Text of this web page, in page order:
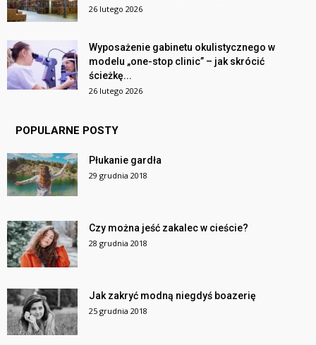
26 lutego 2026
Wyposażenie gabinetu okulistycznego w
modelu „one-stop clinic” – jak skrócić
ścieżkę...
26 lutego 2026
POPULARNE POSTY
Płukanie gardła
29 grudnia 2018
Czy można jeść zakalec w cieście?
28 grudnia 2018
Jak zakryć modną niegdyś boazerię
25 grudnia 2018